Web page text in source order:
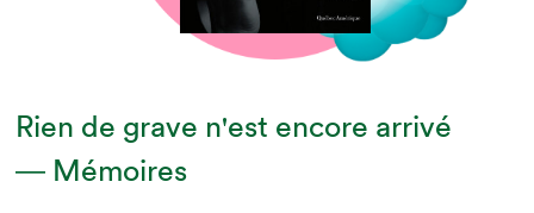
Rien de grave n'est encore arrivé
― Mémoires